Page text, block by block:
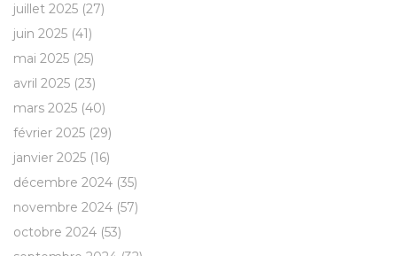
juillet 2025 (27)
juin 2025 (41)
mai 2025 (25)
avril 2025 (23)
mars 2025 (40)
février 2025 (29)
janvier 2025 (16)
décembre 2024 (35)
novembre 2024 (57)
octobre 2024 (53)